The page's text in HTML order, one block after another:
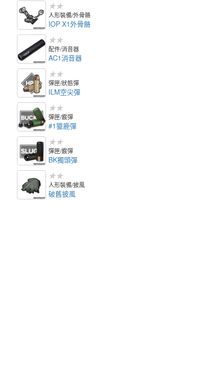
★★
人形裝備/外骨骼
IOP X1外骨骼
★★
配件/消音器
AC1消音器
★★
彈匣/狀態彈
ILM空尖彈
★★
彈匣/霰彈
#1獵鹿彈
★★
彈匣/霰彈
BK獨頭彈
★★
人形裝備/披風
破舊披風